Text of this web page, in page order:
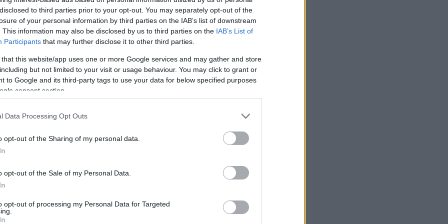
to third parties prior to your opt-out. You may separately opt-out of the
of your personal information by third parties on the IAB’s list of downstream
This information may also be disclosed by us to third parties on the IAB’s List of
Participants that may further disclose it to other third parties.
that this website/app uses one or more Google services and may gather and store
but not limited to your visit or usage behaviour. You may click to grant or
to Google and its third-party tags to use your data for below specified purposes
consent section.
Data Processing Opt Outs
opt-out of the Sharing of my personal data.
opt-out of the Sale of my Personal Data.
opt-out of processing my Personal Data for Targeted
που θα απολαύσουν μικροί και μεγάλοι!